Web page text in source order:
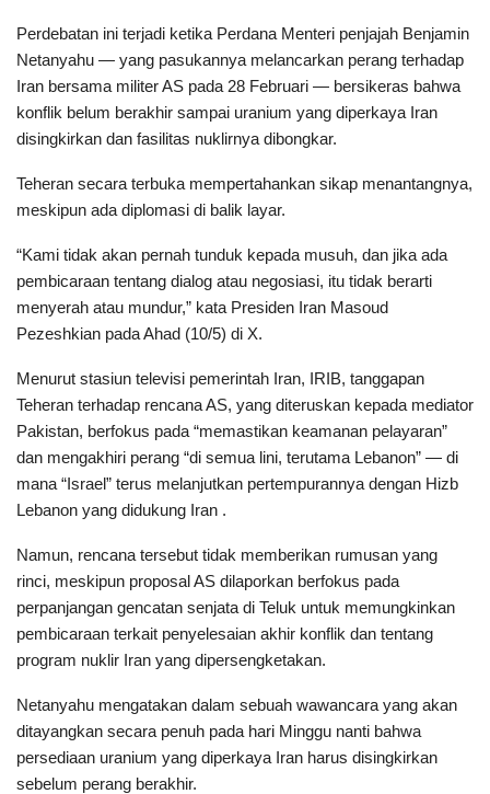
Perdebatan ini terjadi ketika Perdana Menteri penjajah Benjamin
Netanyahu — yang pasukannya melancarkan perang terhadap
Iran bersama militer AS pada 28 Februari — bersikeras bahwa
konflik belum berakhir sampai uranium yang diperkaya Iran
disingkirkan dan fasilitas nuklirnya dibongkar.
Teheran secara terbuka mempertahankan sikap menantangnya,
meskipun ada diplomasi di balik layar.
“Kami tidak akan pernah tunduk kepada musuh, dan jika ada
pembicaraan tentang dialog atau negosiasi, itu tidak berarti
menyerah atau mundur,” kata Presiden Iran Masoud
Pezeshkian pada Ahad (10/5) di X.
Menurut stasiun televisi pemerintah Iran, IRIB, tanggapan
Teheran terhadap rencana AS, yang diteruskan kepada mediator
Pakistan, berfokus pada “memastikan keamanan pelayaran”
dan mengakhiri perang “di semua lini, terutama Lebanon” — di
mana “Israel” terus melanjutkan pertempurannya dengan Hizb
Lebanon yang didukung Iran .
Namun, rencana tersebut tidak memberikan rumusan yang
rinci, meskipun proposal AS dilaporkan berfokus pada
perpanjangan gencatan senjata di Teluk untuk memungkinkan
pembicaraan terkait penyelesaian akhir konflik dan tentang
program nuklir Iran yang dipersengketakan.
Netanyahu mengatakan dalam sebuah wawancara yang akan
ditayangkan secara penuh pada hari Minggu nanti bahwa
persediaan uranium yang diperkaya Iran harus disingkirkan
sebelum perang berakhir.